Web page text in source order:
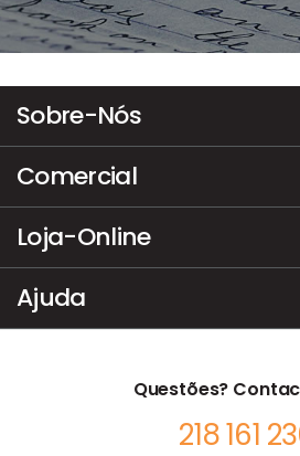
Sobre-Nós
Comercial
Loja-Online
Ajuda
Questões?
218 161